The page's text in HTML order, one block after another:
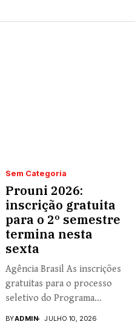
Sem Categoria
Prouni 2026:
inscrição gratuita
para o 2º semestre
termina nesta
sexta
Agência Brasil As inscrições
gratuitas para o processo
seletivo do Programa
BYADMIN JULHO 10, 2026